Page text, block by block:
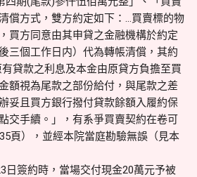
償方式，雙方約定如下：…買賣標的物
買方同意由其申貸之金融機構於約定
三個工作日内）代為轉帳清償，其約
貸款之利息及本金由原貸方負擔至買
額視為尾款之部份給付，與尾款之差
妥且買方銀行撥付貸款餘額入履約保
交手續。」，有系爭買賣契約在卷可
頁），並經本院當庭勘驗無誤（見本
日簽約時，當場交付現金20萬元予被